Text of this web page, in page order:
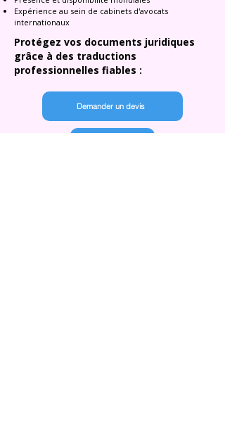
Expérience au sein de cabinets d'avocats
internationaux
Protégez vos documents juridiques
grâce à des traductions
professionnelles fiables :
Demander un devis